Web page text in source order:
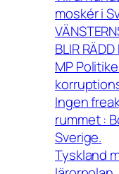
moskér i
BLIR
MP
Ingen
rummet :
Sverige.
Tyskland